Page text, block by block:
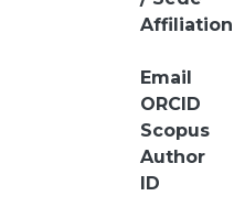
Affiliation
Email
ORCID
Scopus
Author
ID